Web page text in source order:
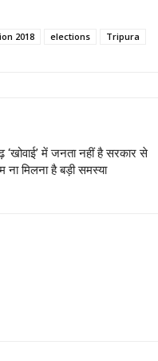
2018 elections Tripura
में जनता नहीं है सरकार से
मिलना है बड़ी समस्या